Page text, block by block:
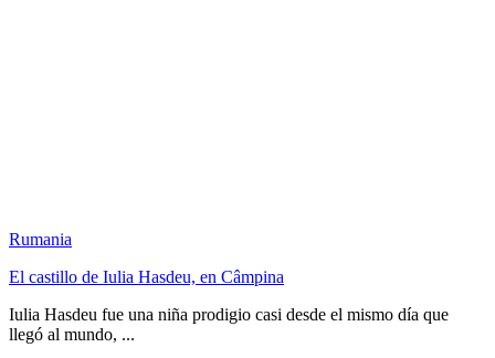
Rumania
El castillo de Iulia Hasdeu, en Câmpina
Iulia Hasdeu fue una niña prodigio casi desde el mismo día que
llegó al mundo, ...